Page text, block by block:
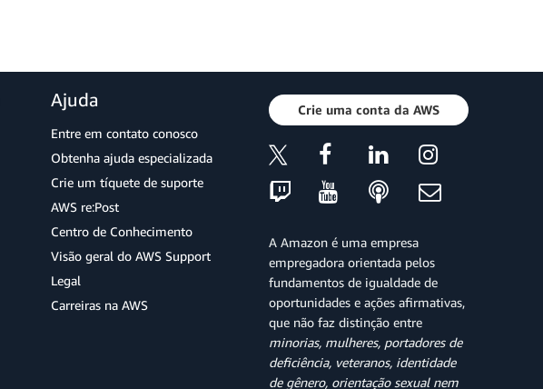
Ajuda
Entre em contato conosco
Obtenha ajuda especializada
Crie um tíquete de suporte
AWS re:Post
Centro de Conhecimento
Visão geral do AWS Support
Legal
Carreiras na AWS
Crie uma conta da AWS
A Amazon é uma empresa
empregadora orientada pelos
fundamentos de igualdade de
oportunidades e ações afirmativas,
que não faz distinção entre
minorias, mulheres, portadores de
deficiência, veteranos, identidade
de gênero, orientação sexual nem